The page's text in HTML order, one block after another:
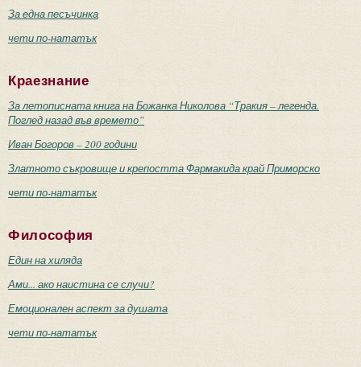
За една песъчинка
чети по-нататък
Краезнание
За летописната книга на Божанка Николова “Тракия – легенда.
Поглед назад във времето”
Иван Богоров – 200 години
Златното съкровище и крепостта Фармакида край Приморско
чети по-нататък
Философия
Един на хиляда
Ами... ако наистина се случи?
Емоционален аспект за душата
чети по-нататък